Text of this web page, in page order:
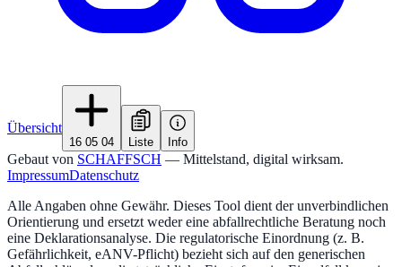
Übersicht
16 05 04 Liste Info
Gebaut von SCHAFFSCH — Mittelstand, digital wirksam.
ImpressumDatenschutz
Alle Angaben ohne Gewähr. Dieses Tool dient der unverbindlichen
Orientierung und ersetzt weder eine abfallrechtliche Beratung noch
eine Deklarationsanalyse. Die regulatorische Einordnung (z. B.
Gefährlichkeit, eANV-Pflicht) bezieht sich auf den generischen